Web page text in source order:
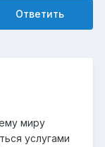
Ответить
миру
услугами